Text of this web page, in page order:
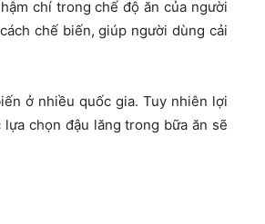
chí trong chế độ ăn của người
chế biến, giúp người dùng cải
ở nhiều quốc gia. Tuy nhiên lợi
chọn đậu lăng trong bữa ăn sẽ